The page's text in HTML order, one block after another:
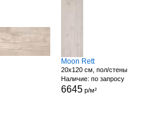
Moon Rett
20x120 см, пол/стены
Наличие: по запросу
6645р/м²